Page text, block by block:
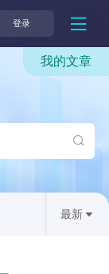
登录
我的文章
最新